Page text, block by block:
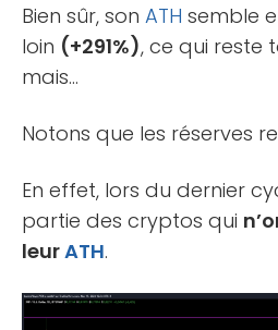
Bien sûr, son ATH semble
loin (+291%), ce qui reste
mais…
Notons que les réserves
En effet, lors du dernier
partie des cryptos qui
leurATH.